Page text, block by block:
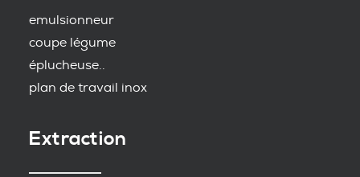
emulsionneur
coupe légume
éplucheuse..
plan de travail inox
Extraction